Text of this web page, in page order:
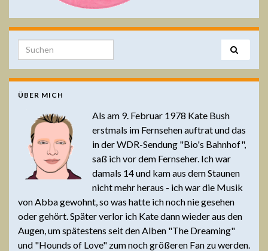
Search for:
ÜBER MICH
Als am 9. Februar 1978 Kate Bush
erstmals im Fernsehen auftrat und das
in der WDR-Sendung "Bio's Bahnhof",
saß ich vor dem Fernseher. Ich war
damals 14 und kam aus dem Staunen
nicht mehr heraus - ich war die Musik
von Abba gewohnt, so was hatte ich noch nie gesehen
oder gehört. Später verlor ich Kate dann wieder aus den
Augen, um spätestens seit den Alben "The Dreaming"
und "Hounds of Love" zum noch größeren Fan zu werden.